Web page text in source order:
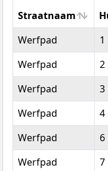
Straatnaam
Straatnaam
Werfpad 1
Werfpad
2
Werfpad
3
Werfpad
4
Werfpad
6
Werfpad
7